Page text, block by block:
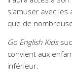
s'amuser avec les
que de
Go English Kids
convient aux
inférieur.